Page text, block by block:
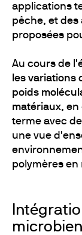
applications
pêche, et
proposées
Au cours de
les variations
poids
matériaux, en
terme avec
une vue
polymères en